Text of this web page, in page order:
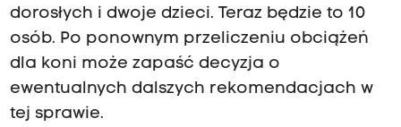
dorosłych i dwoje dzieci. Teraz będzie to 10
osób. Po ponownym przeliczeniu obciążeń
dla koni może zapaść decyzja o
ewentualnych dalszych rekomendacjach w
tej sprawie.